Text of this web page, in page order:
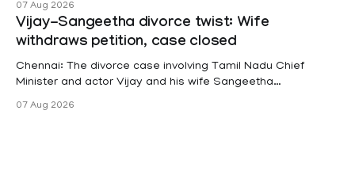
projects are eligible for paid medical leave following
hysterectomy surgery under the Kerala Service Rules
(KSR). The court noted that since essential benefits like
maternity
07 Aug 2026
Vijay-Sangeetha divorce twist: Wife
withdraws petition, case closed
Chennai: The divorce case involving Tamil Nadu Chief
Minister and actor Vijay and his wife Sangeetha
Sowrnalingam has taken a new turn after Sangeetha
07 Aug 2026